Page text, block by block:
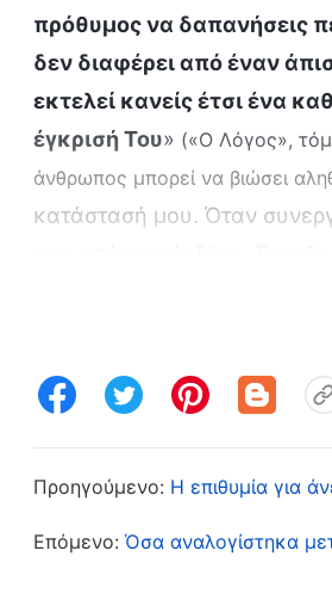
πρόθυμος να δαπανήσεις
δεν διαφέρει από έναν
εκτελεί κανείς έτσι ένα
έγκρισή Του» («Ο Λόγος»,
άνθρωπος μπορεί να βιώσει
κατάστασή μου. Όταν
ή το έργο. Μόνον όταν
απειρία μου στο καθήκον
απαλλάσσομαι από το
απλώς ακροάτρια. Ποτέ δεν
όμως στην
Προηγούμενο: Η επιθυμία για
Επόμενο: Όσα αναλογίστηκα